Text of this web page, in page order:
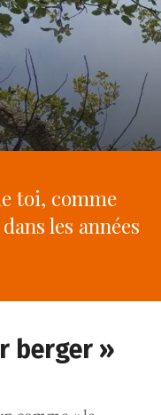
toi, comme
les années
berger »